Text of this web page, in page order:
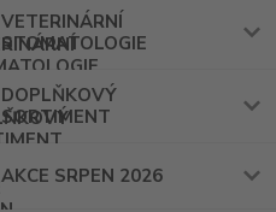
VETERINÁRNÍ
STOMATOLOGIE
DOPLŇKOVÝ
SORTIMENT
AKCE SRPEN 2026